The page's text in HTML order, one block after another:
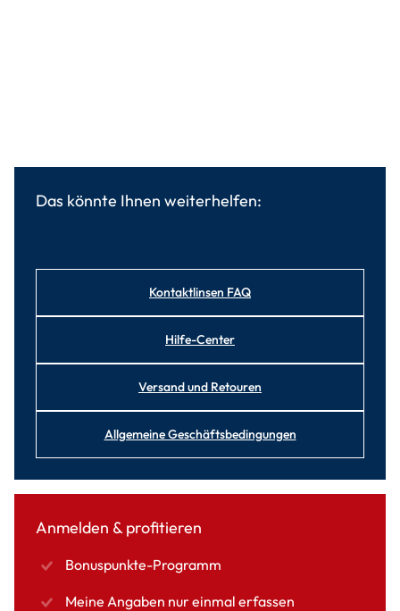
Das könnte Ihnen weiterhelfen:
Kontaktlinsen FAQ
Hilfe-Center
Versand und Retouren
Allgemeine Geschäftsbedingungen
Anmelden & profitieren
Bonuspunkte-Programm
Meine Angaben nur einmal erfassen